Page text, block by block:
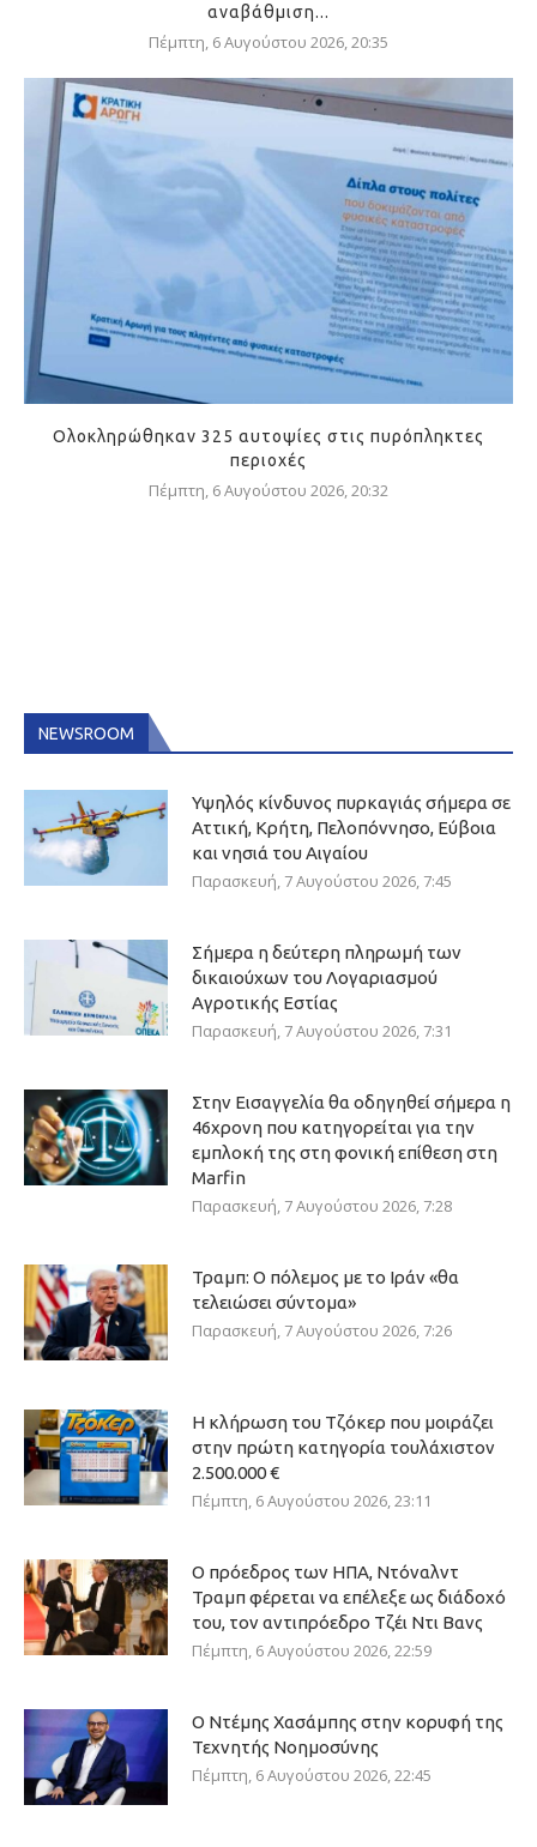
αναβάθμιση...
Πέμπτη, 6 Αυγούστου 2026, 20:35
Ολοκληρώθηκαν 325 αυτοψίες στις πυρόπληκτες
περιοχές
Πέμπτη, 6 Αυγούστου 2026, 20:32
NEWSROOM
Υψηλός κίνδυνος πυρκαγιάς σήμερα σε
Αττική, Κρήτη, Πελοπόννησο, Εύβοια
και νησιά του Αιγαίου
Παρασκευή, 7 Αυγούστου 2026, 7:45
Σήμερα η δεύτερη πληρωμή των
δικαιούχων του Λογαριασμού
Αγροτικής Εστίας
Παρασκευή, 7 Αυγούστου 2026, 7:31
Στην Εισαγγελία θα οδηγηθεί σήμερα η
46χρονη που κατηγορείται για την
εμπλοκή της στη φονική επίθεση στη
Marfin
Παρασκευή, 7 Αυγούστου 2026, 7:28
Τραμπ: Ο πόλεμος με το Ιράν «θα
τελειώσει σύντομα»
Παρασκευή, 7 Αυγούστου 2026, 7:26
Η κλήρωση του Τζόκερ που μοιράζει
στην πρώτη κατηγορία τουλάχιστον
2.500.000 €
Πέμπτη, 6 Αυγούστου 2026, 23:11
Ο πρόεδρος των ΗΠΑ, Ντόναλντ
Τραμπ φέρεται να επέλεξε ως διάδοχό
του, τον αντιπρόεδρο Τζέι Ντι Βανς
Πέμπτη, 6 Αυγούστου 2026, 22:59
Ο Ντέμης Χασάμπης στην κορυφή της
Τεχνητής Νοημοσύνης
Πέμπτη, 6 Αυγούστου 2026, 22:45